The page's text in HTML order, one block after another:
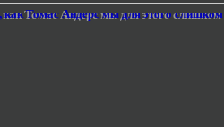
как Томас Андерс мы для этого слишком